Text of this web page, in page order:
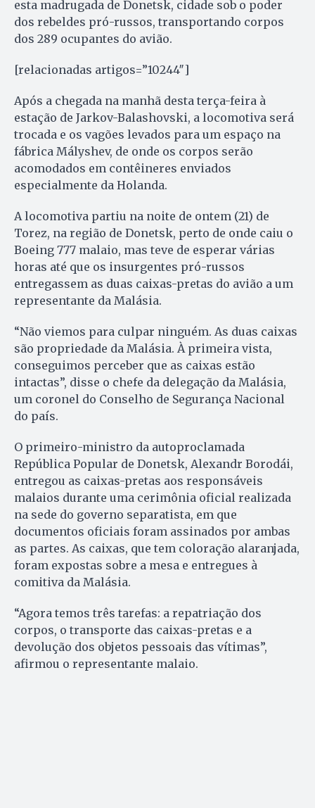
esta madrugada de Donetsk, cidade sob o poder
dos rebeldes pró-russos, transportando corpos
dos 289 ocupantes do avião.
[relacionadas artigos=”10244″]
Após a chegada na manhã desta terça-feira à
estação de Jarkov-Balashovski, a locomotiva será
trocada e os vagões levados para um espaço na
fábrica Mályshev, de onde os corpos serão
acomodados em contêineres enviados
especialmente da Holanda.
A locomotiva partiu na noite de ontem (21) de
Torez, na região de Donetsk, perto de onde caiu o
Boeing 777 malaio, mas teve de esperar várias
horas até que os insurgentes pró-russos
entregassem as duas caixas-pretas do avião a um
representante da Malásia.
“Não viemos para culpar ninguém. As duas caixas
são propriedade da Malásia. À primeira vista,
conseguimos perceber que as caixas estão
intactas”, disse o chefe da delegação da Malásia,
um coronel do Conselho de Segurança Nacional
do país.
O primeiro-ministro da autoproclamada
República Popular de Donetsk, Alexandr Borodái,
entregou as caixas-pretas aos responsáveis
malaios durante uma cerimônia oficial realizada
na sede do governo separatista, em que
documentos oficiais foram assinados por ambas
as partes. As caixas, que tem coloração alaranjada,
foram expostas sobre a mesa e entregues à
comitiva da Malásia.
“Agora temos três tarefas: a repatriação dos
corpos, o transporte das caixas-pretas e a
devolução dos objetos pessoais das vítimas”,
afirmou o representante malaio.